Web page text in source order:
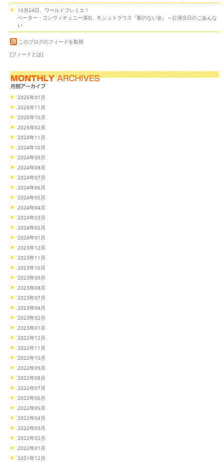
10月24日、ワールドプレミエ！
ペーター・コンヴィチュニー演出、R.シュトラウス『影のない女』～公演当日のごあんな
い
このブログのフィードを取得
[フィードとは]
2026年01月
2025年11月
2025年10月
2025年02月
2024年11月
2024年10月
2024年09月
2024年08月
2024年07月
2024年06月
2024年05月
2024年04月
2024年03月
2024年02月
2024年01月
2023年12月
2023年11月
2023年10月
2023年09月
2023年08月
2023年07月
2023年04月
2023年02月
2023年01月
2022年12月
2022年11月
2022年10月
2022年09月
2022年08月
2022年07月
2022年06月
2022年05月
2022年04月
2022年03月
2022年02月
2022年01月
2021年12月